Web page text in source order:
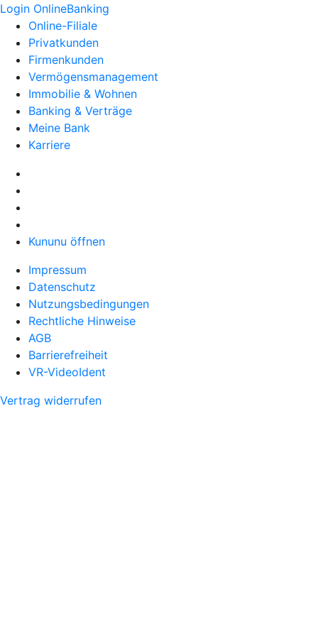
Login OnlineBanking
Online-Filiale
Privatkunden
Firmenkunden
Vermögensmanagement
Immobilie & Wohnen
Banking & Verträge
Meine Bank
Karriere
Kununu öffnen
Impressum
Datenschutz
Nutzungsbedingungen
Rechtliche Hinweise
AGB
Barrierefreiheit
VR-VideoIdent
Vertrag widerrufen